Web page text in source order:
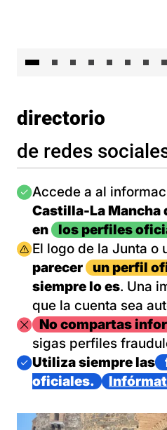
directorio
de redes
Imagen
Accede a al
Castilla-La Mancha
en
los perfiles
Imagen
El logo de la Junta o
parecer
un perfil
siempre lo es. Una
que la cuenta sea
ImagenNo compartas
sigas perfiles
Imagen
Utiliza siempre las
oficiales.